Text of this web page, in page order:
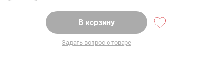
В корзину
Задать вопрос о товаре